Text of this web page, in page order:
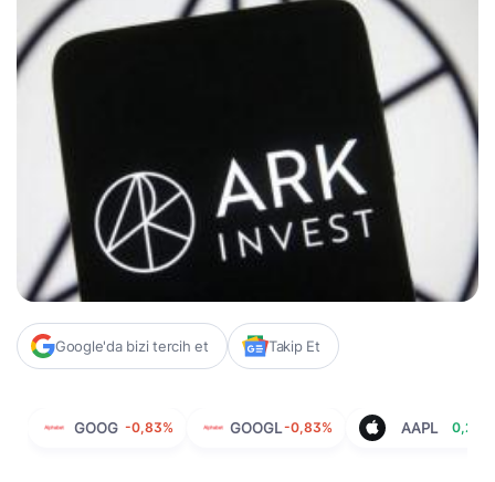
Google'da bizi tercih et Takip Et
GOOG -0,83% GOOGL-0,83% AAPL 0,26%